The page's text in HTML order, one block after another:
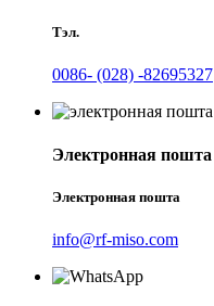
Тэл.
0086- (028) -82695327
Электронная пошта
Электронная пошта
info@rf-miso.com